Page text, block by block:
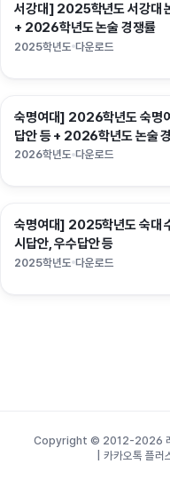
논술
서강대] 2025학년도 서강대
+ 2026학년도 논술 경쟁률
2025학년도 다운로드
논술
숙명여대] 2026학년도 숙명
답안 등 + 2026학년도 논술
2026학년도 다운로드
논술
숙명여대] 2025학년도 숙대
시답안, 우수답안 등
2025학년도 다운로드
Copyright © 2012-2026 레
| 카카오톡 플러